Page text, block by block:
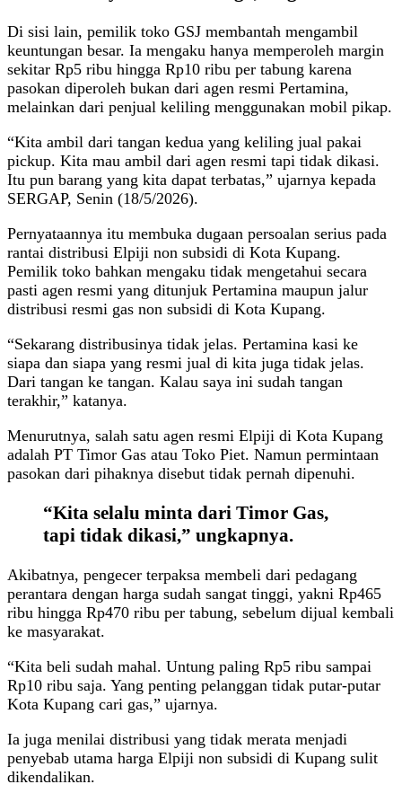
Di sisi lain, pemilik toko GSJ membantah mengambil
keuntungan besar. Ia mengaku hanya memperoleh margin
sekitar Rp5 ribu hingga Rp10 ribu per tabung karena
pasokan diperoleh bukan dari agen resmi Pertamina,
melainkan dari penjual keliling menggunakan mobil pikap.
“Kita ambil dari tangan kedua yang keliling jual pakai
pickup. Kita mau ambil dari agen resmi tapi tidak dikasi.
Itu pun barang yang kita dapat terbatas,” ujarnya kepada
SERGAP, Senin (18/5/2026).
Pernyataannya itu membuka dugaan persoalan serius pada
rantai distribusi Elpiji non subsidi di Kota Kupang.
Pemilik toko bahkan mengaku tidak mengetahui secara
pasti agen resmi yang ditunjuk Pertamina maupun jalur
distribusi resmi gas non subsidi di Kota Kupang.
“Sekarang distribusinya tidak jelas. Pertamina kasi ke
siapa dan siapa yang resmi jual di kita juga tidak jelas.
Dari tangan ke tangan. Kalau saya ini sudah tangan
terakhir,” katanya.
Menurutnya, salah satu agen resmi Elpiji di Kota Kupang
adalah PT Timor Gas atau Toko Piet. Namun permintaan
pasokan dari pihaknya disebut tidak pernah dipenuhi.
“Kita selalu minta dari Timor Gas,
tapi tidak dikasi,” ungkapnya.
Akibatnya, pengecer terpaksa membeli dari pedagang
perantara dengan harga sudah sangat tinggi, yakni Rp465
ribu hingga Rp470 ribu per tabung, sebelum dijual kembali
ke masyarakat.
“Kita beli sudah mahal. Untung paling Rp5 ribu sampai
Rp10 ribu saja. Yang penting pelanggan tidak putar-putar
Kota Kupang cari gas,” ujarnya.
Ia juga menilai distribusi yang tidak merata menjadi
penyebab utama harga Elpiji non subsidi di Kupang sulit
dikendalikan.